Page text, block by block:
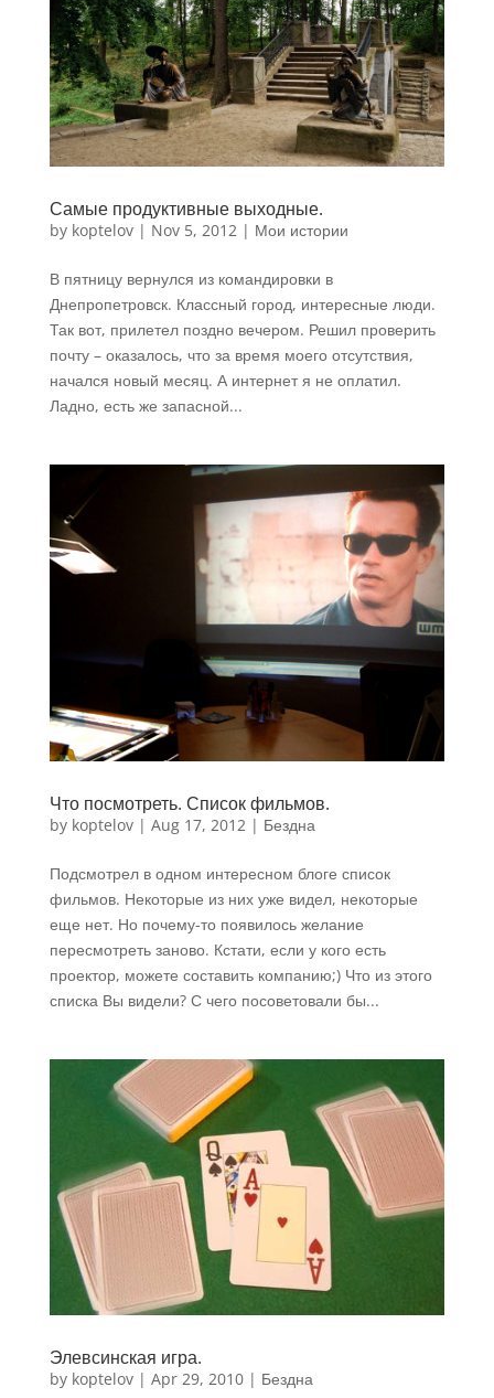
Самые продуктивные выходные.
by koptelov| Nov 5, 2012 | Мои истории
В пятницу вернулся из командировки в
Днепропетровск. Классный город, интересные люди.
Так вот, прилетел поздно вечером. Решил проверить
почту – оказалось, что за время моего отсутствия,
начался новый месяц. А интернет я не оплатил.
Ладно, есть же запасной...
Что посмотреть. Список фильмов.
by koptelov| Aug 17, 2012 | Бездна
Подсмотрел в одном интересном блоге список
фильмов. Некоторые из них уже видел, некоторые
еще нет. Но почему-то появилось желание
пересмотреть заново. Кстати, если у кого есть
проектор, можете составить компанию;) Что из этого
списка Вы видели? С чего посоветовали бы...
Элевсинская игра.
by koptelov| Apr 29, 2010| Бездна